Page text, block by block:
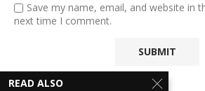
Save my name, email, and website in
next time I comment.
READ ALSO